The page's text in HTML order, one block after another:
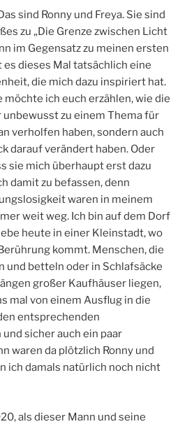
sind Ronny und Freya. Sie sind
zu „Die Grenze zwischen Licht
im Gegensatz zu meinen ersten
dieses Mal tatsächlich eine
die mich dazu inspiriert hat.
möchte ich euch erzählen, wie die
zu einem Thema für
verholfen haben, sondern auch
darauf verändert haben. Oder
sie mich überhaupt erst dazu
damit zu befassen, denn
waren in meinem
weit weg. Ich bin auf dem Dorf
heute in einer Kleinstadt, wo
kommt. Menschen, die
und betteln oder in Schlafsäcke
großer Kaufhäuser liegen,
mal von einem Ausflug in die
entsprechenden
sicher auch ein paar
waren da plötzlich Ronny und
ich damals natürlich noch nicht
als dieser Mann und seine